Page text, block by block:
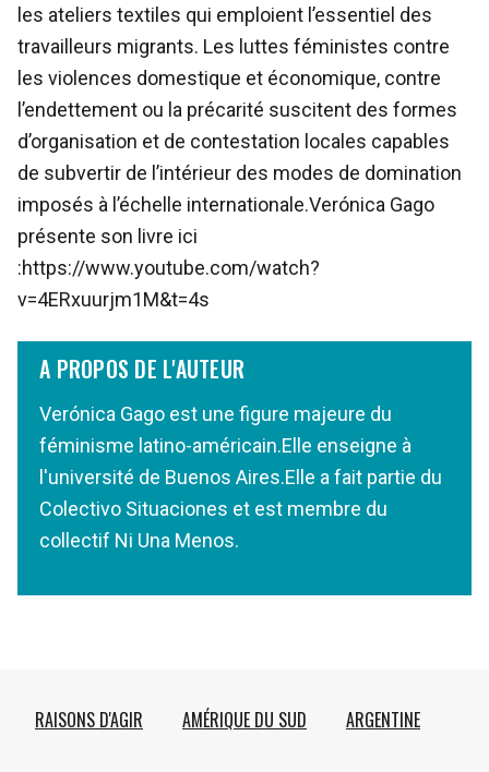
les ateliers textiles qui emploient l’essentiel des
travailleurs migrants. Les luttes féministes contre
les violences domestique et économique, contre
l’endettement ou la précarité suscitent des formes
d’organisation et de contestation locales capables
de subvertir de l’intérieur des modes de domination
imposés à l’échelle internationale.Verónica Gago
présente son livre ici
:https://www.youtube.com/watch?
v=4ERxuurjm1M&t=4s
A PROPOS DE L'AUTEUR
Verónica Gago est une figure majeure du
féminisme latino-américain.Elle enseigne à
l'université de Buenos Aires.Elle a fait partie du
Colectivo Situaciones et est membre du
collectif Ni Una Menos.
RAISONS D'AGIR AMÉRIQUE DU SUD ARGENTINE